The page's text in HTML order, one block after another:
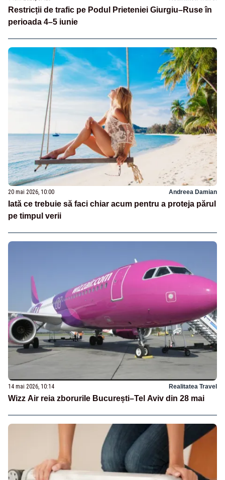
Restricții de trafic pe Podul Prieteniei Giurgiu–Ruse în
perioada 4–5 iunie
20 mai 2026, 10:00 Andreea Damian
Iată ce trebuie să faci chiar acum pentru a proteja părul
pe timpul verii
14 mai 2026, 10:14 Realitatea Travel
Wizz Air reia zborurile București–Tel Aviv din 28 mai